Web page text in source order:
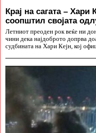
Крај на сагата – Хари
соопштил својата
Летниот преоден рок веќе ни
чини дека најдоброто допрва
судбината на Хари Кејн, кој